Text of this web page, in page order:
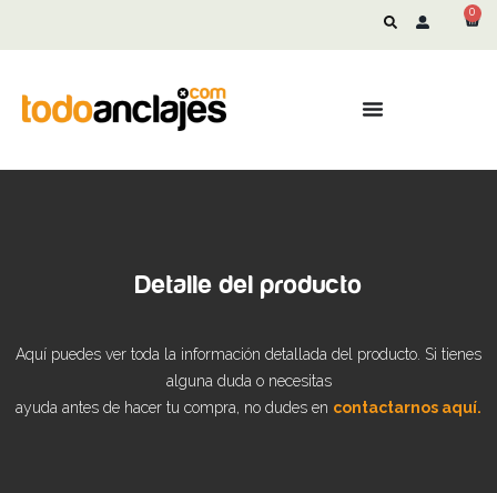
0
Detalle del producto
Aquí puedes ver toda la información detallada del producto. Si tienes
alguna duda o necesitas
ayuda antes de hacer tu compra, no dudes en contactarnos aquí.